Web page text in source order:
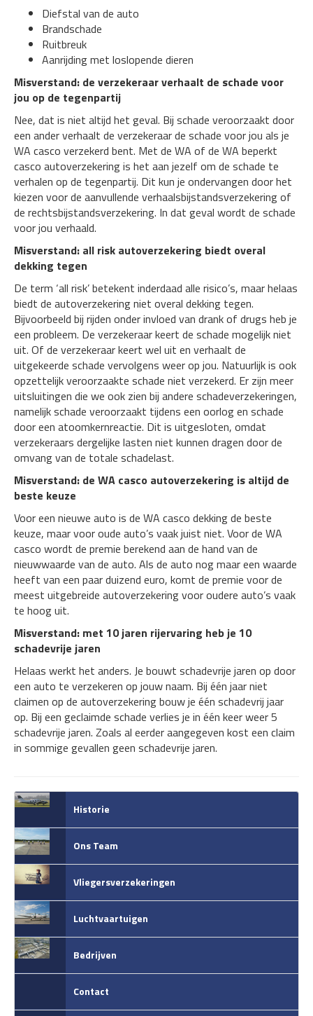
Diefstal van de auto
Brandschade
Ruitbreuk
Aanrijding met loslopende dieren
Misverstand: de verzekeraar verhaalt de schade voor
jou op de tegenpartij
Nee, dat is niet altijd het geval. Bij schade veroorzaakt door
een ander verhaalt de verzekeraar de schade voor jou als je
WA casco verzekerd bent. Met de WA of de WA beperkt
casco autoverzekering is het aan jezelf om de schade te
verhalen op de tegenpartij. Dit kun je ondervangen door het
kiezen voor de aanvullende verhaalsbijstandsverzekering of
de rechtsbijstandsverzekering. In dat geval wordt de schade
voor jou verhaald.
Misverstand: all risk autoverzekering biedt overal
dekking tegen
De term ‘all risk’ betekent inderdaad alle risico’s, maar helaas
biedt de autoverzekering niet overal dekking tegen.
Bijvoorbeeld bij rijden onder invloed van drank of drugs heb je
een probleem. De verzekeraar keert de schade mogelijk niet
uit. Of de verzekeraar keert wel uit en verhaalt de
uitgekeerde schade vervolgens weer op jou. Natuurlijk is ook
opzettelijk veroorzaakte schade niet verzekerd. Er zijn meer
uitsluitingen die we ook zien bij andere schadeverzekeringen,
namelijk schade veroorzaakt tijdens een oorlog en schade
door een atoomkernreactie. Dit is uitgesloten, omdat
verzekeraars dergelijke lasten niet kunnen dragen door de
omvang van de totale schadelast.
Misverstand: de WA casco autoverzekering is altijd de
beste keuze
Voor een nieuwe auto is de WA casco dekking de beste
keuze, maar voor oude auto’s vaak juist niet. Voor de WA
casco wordt de premie berekend aan de hand van de
nieuwwaarde van de auto. Als de auto nog maar een waarde
heeft van een paar duizend euro, komt de premie voor de
meest uitgebreide autoverzekering voor oudere auto’s vaak
te hoog uit.
Misverstand: met 10 jaren rijervaring heb je 10
schadevrije jaren
Helaas werkt het anders. Je bouwt schadevrije jaren op door
een auto te verzekeren op jouw naam. Bij één jaar niet
claimen op de autoverzekering bouw je één schadevrij jaar
op. Bij een geclaimde schade verlies je in één keer weer 5
schadevrije jaren. Zoals al eerder aangegeven kost een claim
in sommige gevallen geen schadevrije jaren.
Historie
Ons Team
Vliegersverzekeringen
Luchtvaartuigen
Bedrijven
Contact